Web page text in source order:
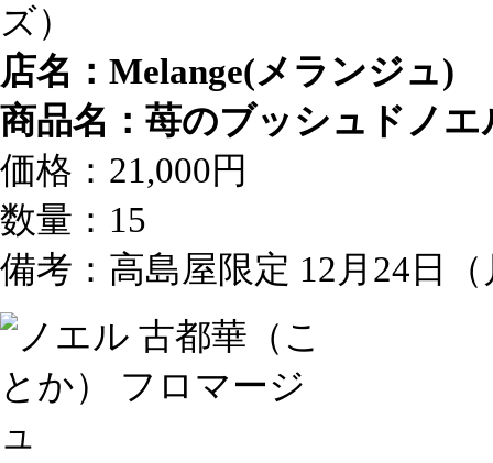
店名：Melange(メランジュ)
商品名：苺のブッシュドノ
価格：21,000円
数量：15
備考：高島屋限定 12月24日